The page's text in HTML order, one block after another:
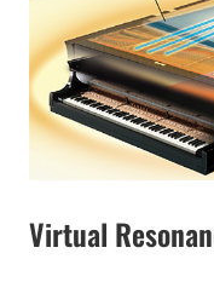
Virtual